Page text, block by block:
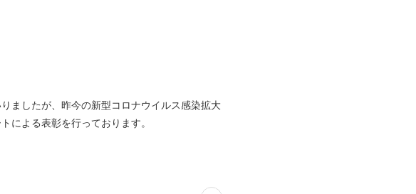
ましたが、昨今の新型コロナウイルス感染拡大
による表彰を行っております。